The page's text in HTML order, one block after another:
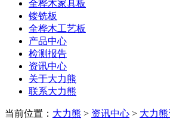
全桦木家具板
镂铣板
全桦木工艺板
产品中心
检测报告
资讯中心
关于大力熊
联系大力熊
当前位置： 大力熊 > 资讯中心 > 大力